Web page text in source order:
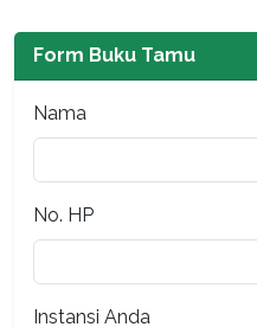
Form Buku Tamu
Nama
No. HP
Instansi Anda